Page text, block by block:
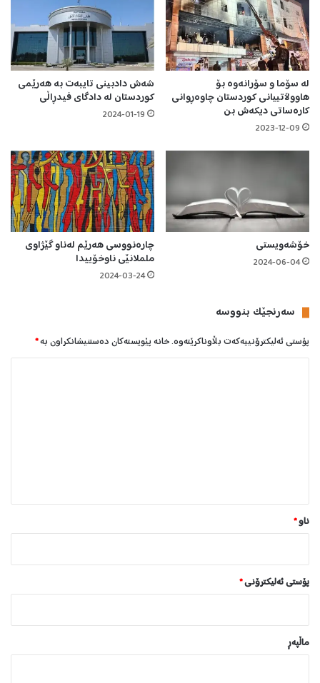
لە سۆما و سۆرانەوە بۆ
هاووڵاتییانى كوردستان چاوەڕوانى
كارەساتى دیكەش بن
2023-12-09
شەش دادبینی تایبەت بە هەرێمی
کوردستان لە دادگای فیدڕاڵی
2024-01-19
خۆشەویستی
2024-06-04
چارەنووسی هەرێم لەناو گێژاوی
ململانێی ناوخۆییدا
2024-03-24
سه‌رنجێک بنووسە
پۆستی ئەلیکترۆنییەکەت بڵاوناکرێتەوە.خانە پێویستەکان دەستنیشانکراون بە*
ناو*
پۆستی ئەلیکترۆنی*
ماڵپه‌ڕ